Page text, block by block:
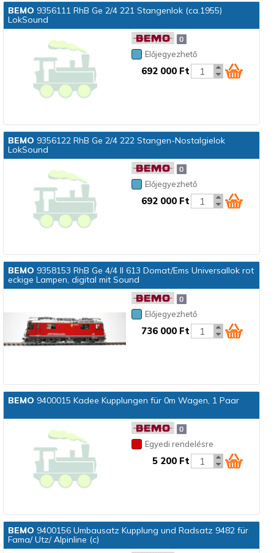
BEMO 9356111 RhB Ge 2/4 221 Stangenlok (ca.1955)
LokSound
Előjegyezhető
692 000 Ft
BEMO 9356122 RhB Ge 2/4 222 Stangen-Nostalgielok
LokSound
Előjegyezhető
692 000 Ft
BEMO 9358153 RhB Ge 4/4 II 613 Domat/Ems Universallok rot
eckige Lampen, digital mit Sound
Előjegyezhető
736 000 Ft
BEMO 9400015 Kadee Kupplungen für 0m Wagen, 1 Paar
Egyedi rendelésre
5 200 Ft
BEMO 9400156 Umbausatz Kupplung und Radsatz 9482 für
Fama/ Utz/ Alpinline (c)